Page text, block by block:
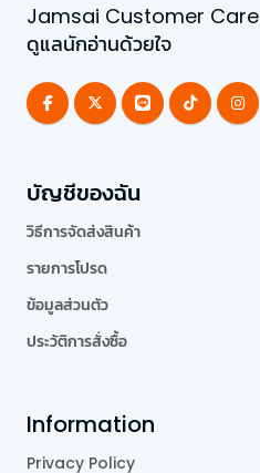
Jamsai Customer Care
ดูแลนักอ่านด้วยใจ
บัญชีของฉัน
วิธีการจัดส่งสินค้า
รายการโปรด
ข้อมูลส่วนตัว
ประวัติการสั่งซื้อ
Information
Privacy Policy